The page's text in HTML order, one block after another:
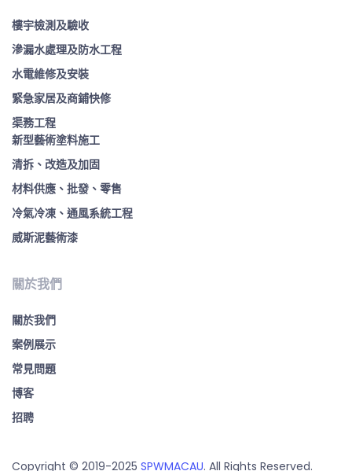
樓宇檢測及驗收
滲漏水處理及防水工程
水電維修及安裝
緊急家居及商鋪快修
渠務工程
新型藝術塗料施工
清拆、改造及加固
材料供應、批發、零售
冷氣冷凍、通風系統工程
威斯泥藝術漆
關於我們
關於我們
案例展示
常見問題
博客
招聘
Copyright © 2019-2025 SPWMACAU. All Rights Reserved.